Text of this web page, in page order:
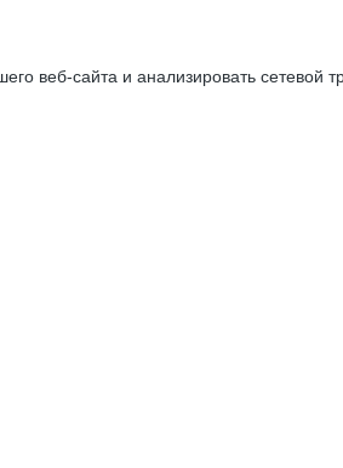
веб-сайта и анализировать сетевой